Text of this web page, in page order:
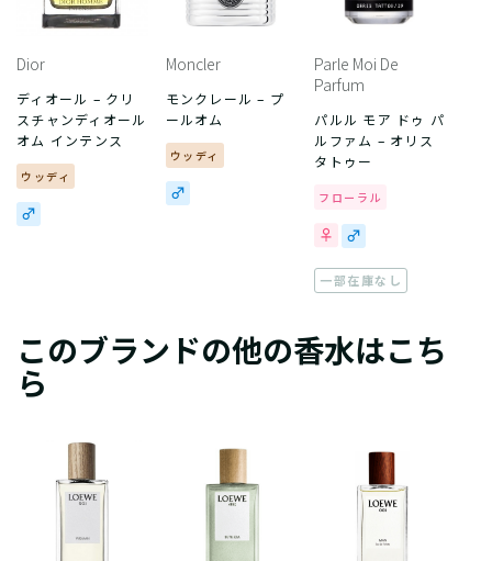
Dior
ディオール – クリ
スチャンディオール
オム インテンス
ウッディ
Moncler
モンクレール – プ
ールオム
ウッディ
Parle Moi De
Parfum
パルル モア ドゥ パ
ルファム – オリス
タトゥー
フローラル
一部在庫なし
このブランドの他の香水はこち
ら